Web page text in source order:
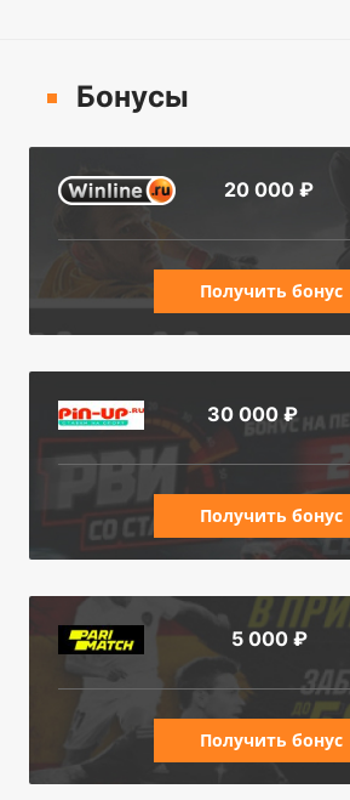
Бонусы
20 000 ₽
Получить бонус
30 000 ₽
Получить бонус
5 000 ₽
Получить бонус